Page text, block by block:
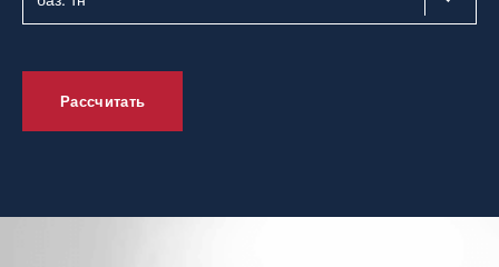
Рассчитать